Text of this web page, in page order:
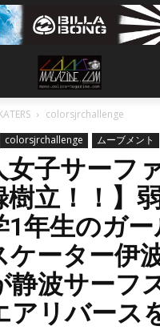
colorsjrchallenge
colorsjrchallenge ムーブメント
女子サーフ
樹立！！】
1年生のガ
ケーター伊
静波サーフ
アリバース